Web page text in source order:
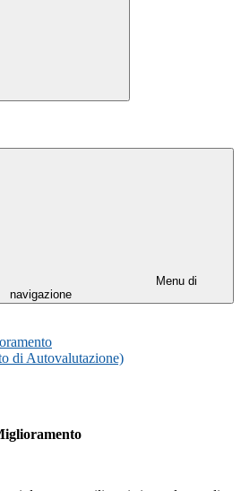
Menu di
navigazione
di Autovalutazione)